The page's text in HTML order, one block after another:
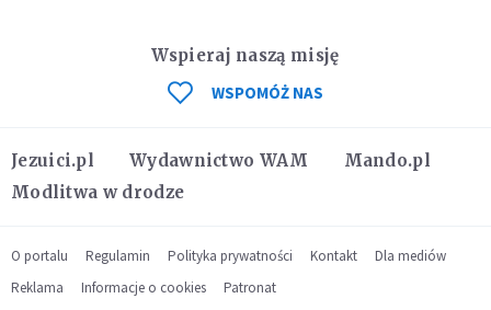
Jezuici.pl Wydawnictwo WAM
Mando.pl
Modlitwa w drodze
Wspieraj naszą misję
WSPOMÓŻ NAS
O portalu Regulamin Polityka prywatności Kontakt
Dla mediów
Reklama
Informacje o cookies Patronat